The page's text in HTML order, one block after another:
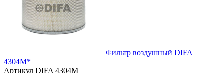
Фильтр воздушный DIFA
4304М*
Артикул DIFA 4304М